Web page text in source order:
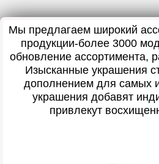
Мы предлагаем широкий
продукции-более 3000
обновление ассортимента,
Изысканные украшения
дополнением для самых
украшения добавят
привлекут